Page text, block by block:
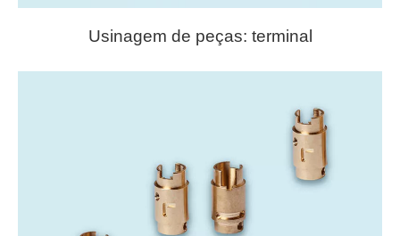
Usinagem de peças: terminal